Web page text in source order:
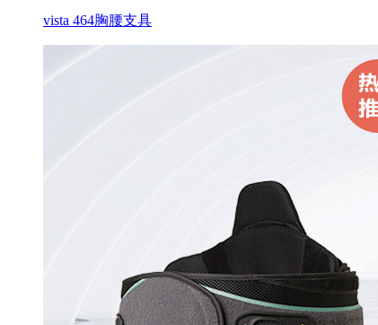
vista 464胸腰支具